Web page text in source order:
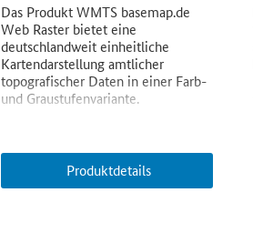
Das Produkt WMTS basemap.de
Web Raster bietet eine
deutschlandweit einheitliche
Kartendarstellung amtlicher
topografischer Daten in einer Farb-
und Graustufenvariante.
Produktdetails